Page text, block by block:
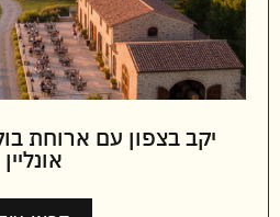
יקב בצפון עם ארוחת
אונליין